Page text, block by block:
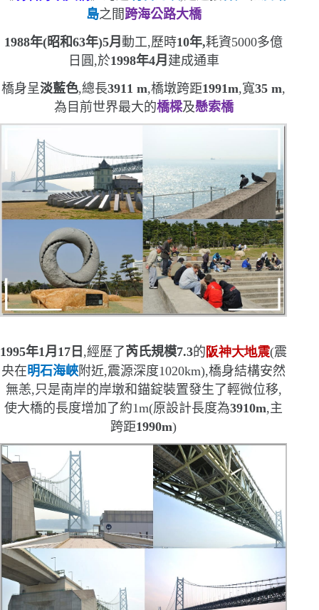
島之間 跨海公路大橋
1988年(昭和63年)5月動工,歷時10年,耗資5000多億
日圓,於1998年4月 建成通車
橋身呈淡藍色,總長3911 m,橋墩跨距1991m,寬35 m,
為目前世界最大的橋樑及懸索橋
1995年1 月 17 日 ,經歷了芮氏規模7.3的 阪神大地震(震
央在明石海峽附近,震源深度1020km),橋身結構安然
無恙,只是南岸的岸墩和錨錠裝置發生了輕微位移,
使大橋的長度增加了約1m(原設計長度為3910m,主
跨距1990m)